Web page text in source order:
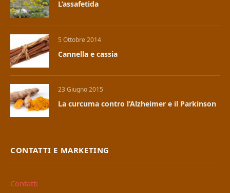
L’assafetida
5 Ottobre 2014
Cannella e cassia
23 Giugno 2015
La curcuma contro l’Alzheimer e il Parkinson
CONTATTI E MARKETING
Contatti